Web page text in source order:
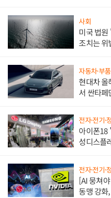
사회
미국 법
조치는 위
자동차·부품
현대차 올
서 싼타페
전자·전기·
아이폰18
성디스플
전자·전기·
[AI 뭉쳐
동맹 강화